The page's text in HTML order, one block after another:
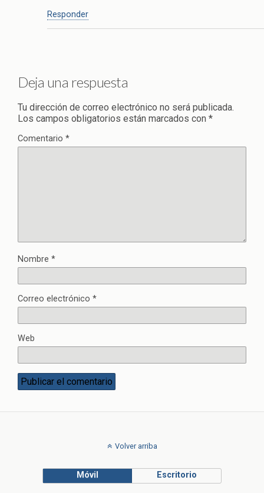
Responder
Deja una respuesta
Tu dirección de correo electrónico no será publicada.
Los campos obligatorios están marcados con *
Comentario *
Nombre *
Correo electrónico *
Web
Volver arriba
Móvil Escritorio